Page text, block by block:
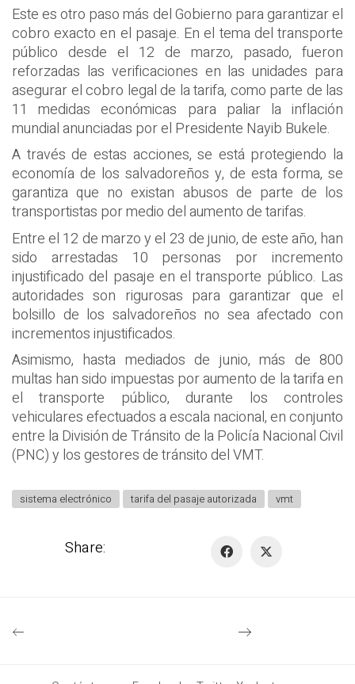
Este es otro paso más del Gobierno para garantizar el
cobro exacto en el pasaje. En el tema del transporte
público desde el 12 de marzo, pasado, fueron
reforzadas las verificaciones en las unidades para
asegurar el cobro legal de la tarifa, como parte de las
11 medidas económicas para paliar la inflación
mundial anunciadas por el Presidente Nayib Bukele.
A través de estas acciones, se está protegiendo la
economía de los salvadoreños y, de esta forma, se
garantiza que no existan abusos de parte de los
transportistas por medio del aumento de tarifas.
Entre el 12 de marzo y el 23 de junio, de este año, han
sido arrestadas 10 personas por incremento
injustificado del pasaje en el transporte público. Las
autoridades son rigurosas para garantizar que el
bolsillo de los salvadoreños no sea afectado con
incrementos injustificados.
Asimismo, hasta mediados de junio, más de 800
multas han sido impuestas por aumento de la tarifa en
el transporte público, durante los controles
vehiculares efectuados a escala nacional, en conjunto
entre la División de Tránsito de la Policía Nacional Civil
(PNC) y los gestores de tránsito del VMT.
sistema electrónico tarifa del pasaje autorizada vmt
Share: